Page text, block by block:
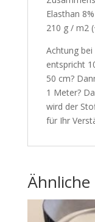
Elasthan
210 g / m2
Achtung bei
entspricht
50 cm?
1 Meter?
wird der
für Ihr